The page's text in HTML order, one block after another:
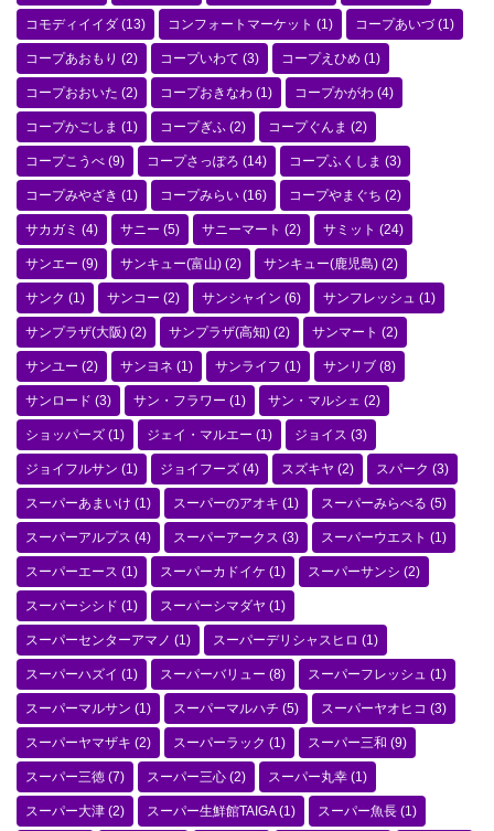
コモディイイダ (13) コンフォートマーケット (1) コープあいづ(1)
コープあおもり (2) コープいわて (3) コープえひめ (1)
コープおおいた (2) コープおきなわ (1) コープかがわ (4)
コープかごしま (1) コープぎふ (2) コープぐんま (2)
コープこうべ (9) コープさっぽろ (14) コープふくしま (3)
コープみやざき (1) コープみらい (16) コープやまぐち (2)
サカガミ (4) サニー (5) サニーマート (2) サミット (24)
サンエー (9) サンキュー(富山) (2) サンキュー(鹿児島) (2)
サンク (1) サンコー (2) サンシャイン (6) サンフレッシュ (1)
サンプラザ(大阪) (2) サンプラザ(高知) (2) サンマート (2)
サンユー (2) サンヨネ (1) サンライフ (1) サンリブ (8)
サンロード (3) サン・フラワー (1) サン・マルシェ (2)
ショッパーズ (1) ジェイ・マルエー (1) ジョイス (3)
ジョイフルサン (1) ジョイフーズ (4) スズキヤ (2) スパーク (3)
スーパーあまいけ (1) スーパーのアオキ (1) スーパーみらべる (5)
スーパーアルプス (4) スーパーアークス (3) スーパーウエスト (1)
スーパーエース (1) スーパーカドイケ (1) スーパーサンシ (2)
スーパーシシド (1) スーパーシマダヤ (1)
スーパーセンターアマノ (1) スーパーデリシャスヒロ (1)
スーパーハズイ (1) スーパーバリュー (8) スーパーフレッシュ (1)
スーパーマルサン (1) スーパーマルハチ (5) スーパーヤオヒコ (3)
スーパーヤマザキ (2) スーパーラック (1) スーパー三和 (9)
スーパー三徳 (7) スーパー三心 (2) スーパー丸幸 (1)
スーパー大津 (2) スーパー生鮮館TAIGA(1) スーパー魚長 (1)